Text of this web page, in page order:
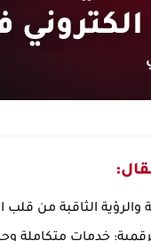
والرؤية الثاقبة من قلب